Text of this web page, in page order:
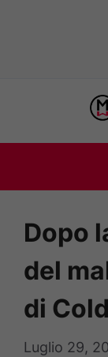
contenuto
Dopo
del
di
Luglio 29,